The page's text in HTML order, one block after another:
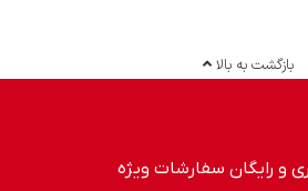
بازگشت به بالا
و رایگان سفارشات ویژه